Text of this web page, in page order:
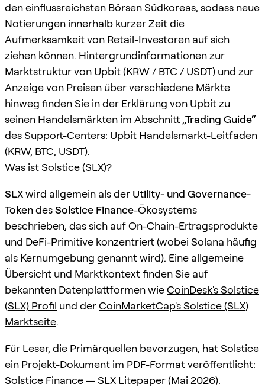
den einflussreichsten Börsen Südkoreas, sodass neue
Notierungen innerhalb kurzer Zeit die
Aufmerksamkeit von Retail-Investoren auf sich
ziehen können. Hintergrundinformationen zur
Marktstruktur von Upbit (KRW / BTC / USDT) und zur
Anzeige von Preisen über verschiedene Märkte
hinweg finden Sie in der Erklärung von Upbit zu
seinen Handelsmärkten im Abschnitt „Trading Guide“
des Support-Centers: Upbit Handelsmarkt-Leitfaden
(KRW, BTC, USDT).
Was ist Solstice (SLX)?
SLXwird allgemein als der Utility- und Governance-
TokendesSolstice Finance-Ökosystems
beschrieben, das sich auf On-Chain-Ertragsprodukte
und DeFi-Primitive konzentriert (wobei Solana häufig
als Kernumgebung genannt wird). Eine allgemeine
Übersicht und Marktkontext finden Sie auf
bekannten Datenplattformen wieCoinDesk's Solstice
(SLX) Profil und derCoinMarketCap's Solstice (SLX)
Marktseite.
Für Leser, die Primärquellen bevorzugen, hat Solstice
ein Projekt-Dokument im PDF-Format veröffentlicht:
Solstice Finance — SLX Litepaper (Mai 2026).